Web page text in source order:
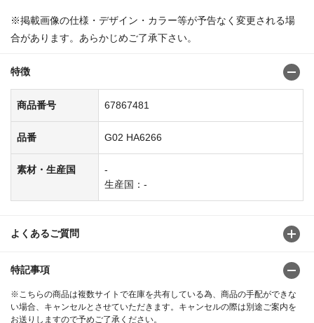
※掲載画像の仕様・デザイン・カラー等が予告なく変更される場
合があります。あらかじめご了承下さい。
特徴
商品番号 67867481
品番 G02 HA6266
素材・生産国
-
生産国：-
よくあるご質問
特記事項
※こちらの商品は複数サイトで在庫を共有している為、商品の手配ができな
い場合、キャンセルとさせていただきます。キャンセルの際は別途ご案内を
お送りしますので予めご了承ください。